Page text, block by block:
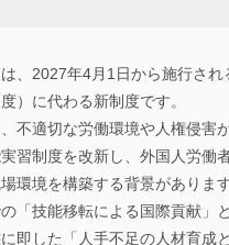
、2027年4月1日から施行され
）に代わる新制度です。
不適切な労働環境や人権侵害
習制度を改新し、外国人労働
環境を構築する背景があります
「技能移転による国際貢献」
即した「人手不足の人材育成